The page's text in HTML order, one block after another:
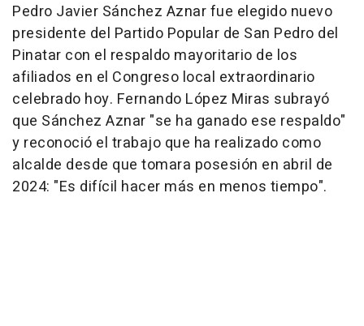
Pedro Javier Sánchez Aznar fue elegido nuevo
presidente del Partido Popular de San Pedro del
Pinatar con el respaldo mayoritario de los
afiliados en el Congreso local extraordinario
celebrado hoy. Fernando López Miras subrayó
que Sánchez Aznar "se ha ganado ese respaldo"
y reconoció el trabajo que ha realizado como
alcalde desde que tomara posesión en abril de
2024: "Es difícil hacer más en menos tiempo".